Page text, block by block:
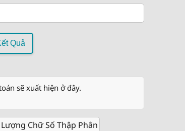
Quả
sẽ xuất hiện ở đây.
Chữ Số Thập Phân